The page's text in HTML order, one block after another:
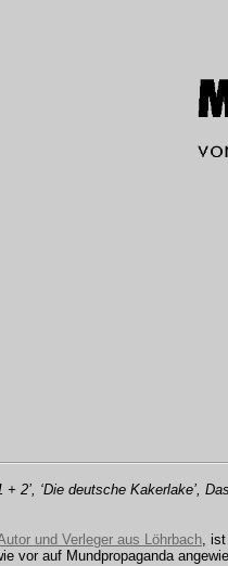
2’, ‘Die deutsche Kakerlake’,
und Verleger aus Löhrbach, ist
vor auf Mundpropaganda